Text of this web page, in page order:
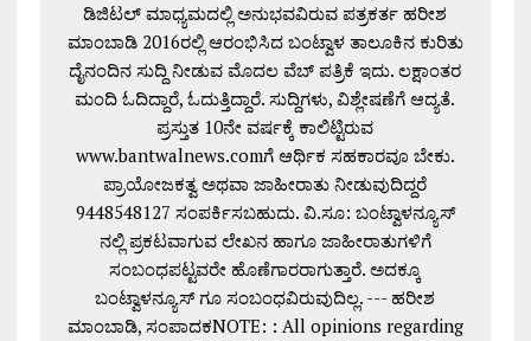
ಡಿಜಿಟಲ್ ಮಾಧ್ಯಮದಲ್ಲಿ ಅನುಭವವಿರುವ ಪತ್ರಕರ್ತ ಹರೀಶ
ಮಾಂಬಾಡಿ 2016ರಲ್ಲಿ ಆರಂಭಿಸಿದ ಬಂಟ್ವಾಳ ತಾಲೂಕಿನ ಕುರಿತು
ದೈನಂದಿನ ಸುದ್ದಿ ನೀಡುವ ಮೊದಲ ವೆಬ್ ಪತ್ರಿಕೆ ಇದು. ಲಕ್ಷಾಂತರ
ಮಂದಿ ಓದಿದ್ದಾರೆ, ಓದುತ್ತಿದ್ದಾರೆ. ಸುದ್ದಿಗಳು, ವಿಶ್ಲೇಷಣೆಗೆ ಆದ್ಯತೆ.
ಪ್ರಸ್ತುತ 10ನೇ ವರ್ಷಕ್ಕೆ ಕಾಲಿಟ್ಟಿರುವ
www.bantwalnews.comಗೆ ಆರ್ಥಿಕ ಸಹಕಾರವೂ ಬೇಕು.
ಪ್ರಾಯೋಜಕತ್ವ ಅಥವಾ ಜಾಹೀರಾತು ನೀಡುವುದಿದ್ದರೆ
9448548127 ಸಂಪರ್ಕಿಸಬಹುದು. ವಿ.ಸೂ: ಬಂಟ್ವಾಳನ್ಯೂಸ್
ನಲ್ಲಿ ಪ್ರಕಟವಾಗುವ ಲೇಖನ ಹಾಗೂ ಜಾಹೀರಾತುಗಳಿಗೆ
ಸಂಬಂಧಪಟ್ಟವರೇ ಹೊಣೆಗಾರರಾಗುತ್ತಾರೆ. ಅದಕ್ಕೂ
ಬಂಟ್ವಾಳನ್ಯೂಸ್ ಗೂ ಸಂಬಂಧವಿರುವುದಿಲ್ಲ. --- ಹರೀಶ
ಮಾಂಬಾಡಿ, ಸಂಪಾದಕNOTE: : All opinions regarding